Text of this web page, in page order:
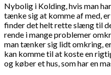
Nybolig i Kolding, hvis man
tænke sig at komme af med,
finder det helt rette slæng til
rende i mange problemer
man tænker sig lidt omkring,
kan komme til at koste en
og køber et hus, som har en